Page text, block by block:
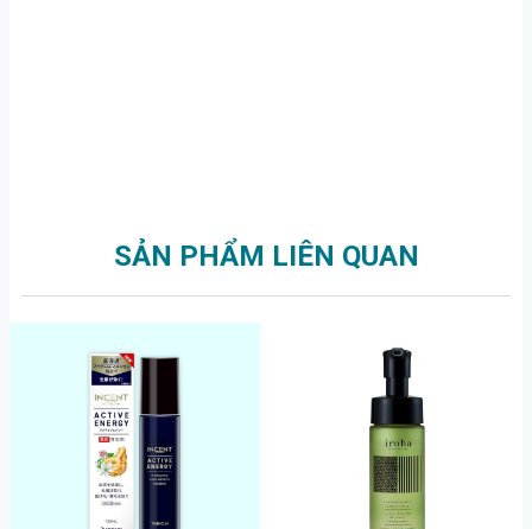
SẢN PHẨM LIÊN QUAN